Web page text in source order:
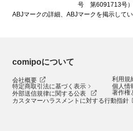
号 第6091713号）
ABJマークの詳細、ABJマークを掲示して
comipoについて
会社概要
利用規
特定商取引法に基づく表示
個人情
外部送信規律に関する公表
著作権
カスタマーハラスメントに対する行動指針